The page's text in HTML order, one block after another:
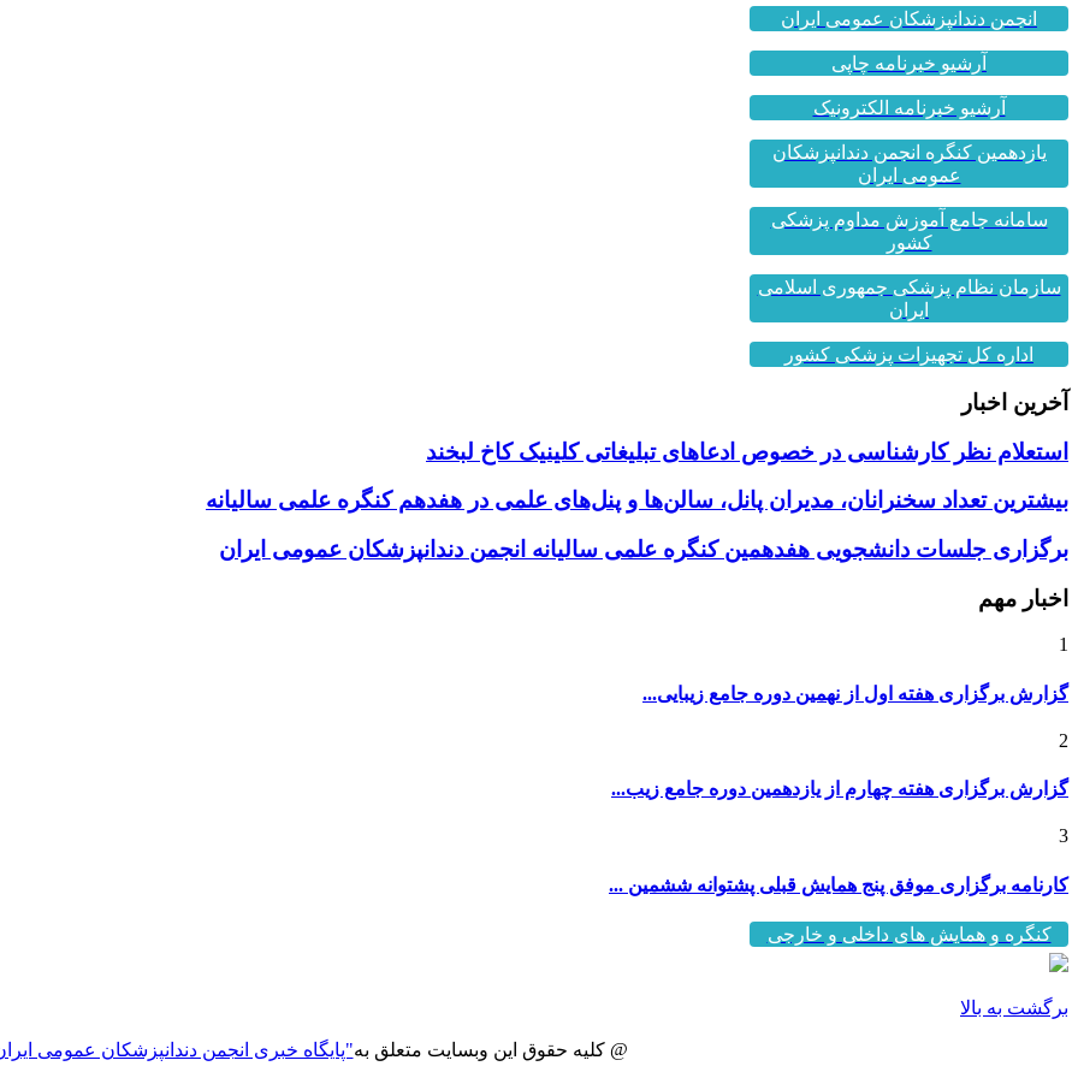
انجمن دندانپزشکان عمومی ایران
آرشیو خبرنامه چاپی
آرشیو خبرنامه الکترونیک
یازدهمین کنگره انجمن دندانپزشکان
عمومی ایران
سامانه جامع آموزش مداوم پزشکی
کشور
سازمان نظام پزشکی جمهوری اسلامی
ایران
اداره کل تجهیزات پزشکی کشور
آخرین اخبار
استعلام نظر کارشناسی در خصوص ادعاهای تبلیغاتی کلینیک کاخ لبخند
بیشترین تعداد سخنرانان، مدیران پانل، سالن‌ها و پنل‌های علمی در هفدهم کنگره علمی سالیانه
برگزاری جلسات دانشجویی هفدهمین کنگره علمی سالیانه انجمن دندانپزشکان عمومی ایران
اخبار مهم
1
گزارش برگزاری هفته اول از نهمین دوره جامع زیبایی...
2
گزارش برگزاری هفته چهارم از یازدهمین دوره جامع زیب...
3
کارنامه برگزاری موفق پنج همایش قبلی پشتوانه ششمین ...
کنگره و همایش های داخلی و خارجی
برگشت به بالا
@ کلیه حقوق این وبسایت متعلق به"پایگاه خبری انجمن دندانپزشکان عمومی